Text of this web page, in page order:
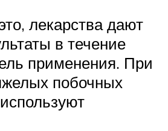
лекарства дают
в течение
применения. При
побочных